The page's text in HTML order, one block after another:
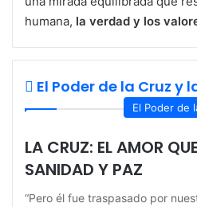
humana, la verdad y los
El Poder de la Cruz y
El Poder de
LA CRUZ: EL AMOR
SANIDAD Y PAZ
“Pero él fue traspasado por